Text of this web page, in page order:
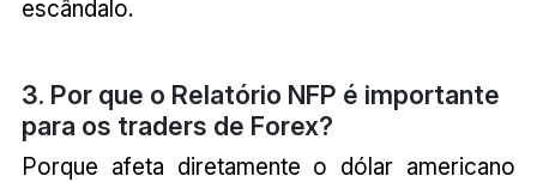
escândalo.
3. Por que o Relatório NFP é importante
para os traders de Forex?
Porque afeta diretamente o dólar americano